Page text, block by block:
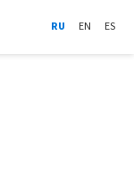
RU EN ES